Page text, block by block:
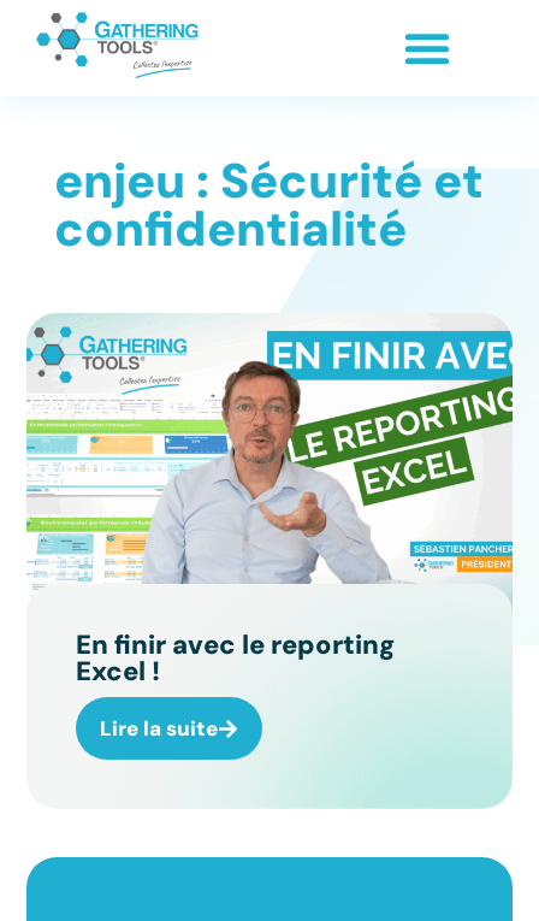
enjeu : Sécurité et
confidentialité
En finir avec le reporting
Excel !
Lire la suite